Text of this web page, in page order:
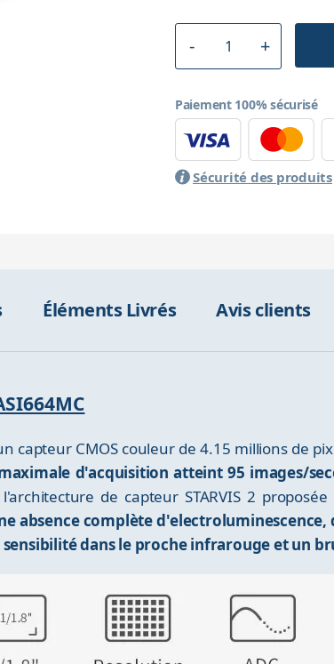
Paiement 100% sécurisé
Sécurité des produits
Éléments Livrés Avis clients
capteur CMOS couleur de 4.15 millions de
d'acquisition atteint 95 images/
de capteur STARVIS 2
absence complète d'electroluminescence,
dans le proche infrarouge et un